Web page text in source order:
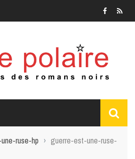
ruse-hp › guerre-est-une-ruse-